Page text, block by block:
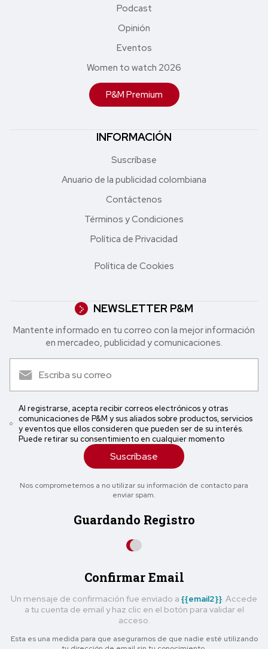
Podcast
Opinión
Eventos
Women to watch 2026
P&M Premium
INFORMACIÓN
Suscríbase
Anuario de la publicidad colombiana
Contáctenos
Términos y Condiciones
Política de Privacidad
Política de Cookies
NEWSLETTER P&M
Mantente informado en tu correo con la mejor in formación
en mercadeo, publicidad y comunicaciones.
Al registrarse, acepta recibir correos electrónicos y otras
comunicaciones de P&M y sus aliados sobre productos, servicios
y eventos que ellos consideren que pueden ser de su interés.
Puede retirar su consentimiento en cualquier momento
Suscríbase
Nos comprometemos a no utilizar su información de contacto para
enviar spam.
Guardando Registro
Confirmar Email
Un mensaje de confirmación fue enviado a {{email2}}. Accede
a tu cuenta de email y haz clic en el botón para validar el
acceso.
Esta es una medida para que asegurarnos de que nadie esté utilizando